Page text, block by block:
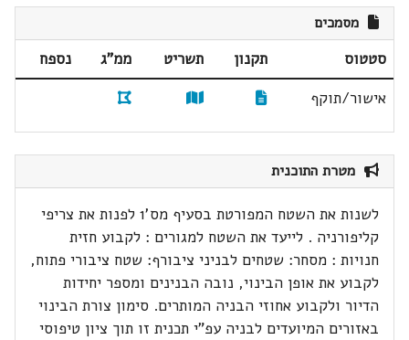
מסמכים
סטטוס תקנון תשריט ממ"ג
נספח
אישור/תוקף
מטרת התוכנית
לשנות את השטח המפורטת בסעיף מס'1 לפנות את צריפי
קליפורניה . לייעד את השטח למגורים : לקבוע חזית
חנויות : מסחר: שטחים לבניני ציבורף: שטח ציבורי פתוח,
לקבוע את אופן הבינוי, נובה הבנינים ומספר יחידות
הדיור ולקבוע אחוזי הבניה המותרים. סימון צורת הבינוי
באזורים המיועדים לבניה עפ"י תכנית זו תוך ציון טיפוסי